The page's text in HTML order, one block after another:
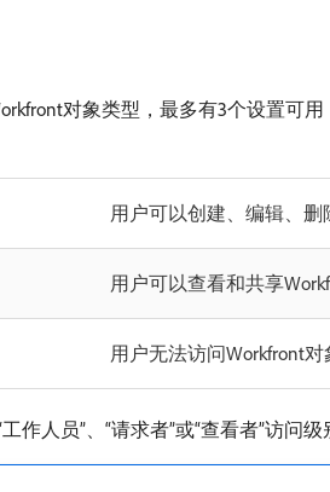
对象类型，最多有3个设置可用
用户可以创建、编辑、删
用户可以查看和共享
用户无法访问Workfront对
作人员”、“请求者”或“查看者”访